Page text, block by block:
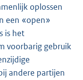
oplossen
een «open»
is het
voorbarig gebruik
andere partijen